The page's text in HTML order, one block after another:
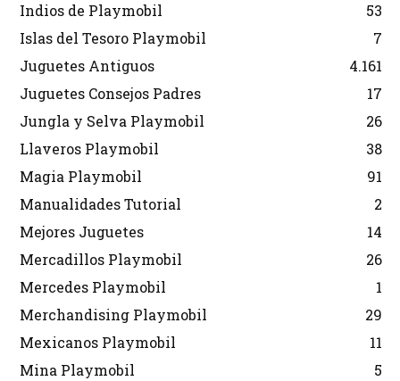
Indios de Playmobil
53
Islas del Tesoro Playmobil
7
Juguetes Antiguos
4.161
Juguetes Consejos Padres
17
Jungla y Selva Playmobil
26
Llaveros Playmobil
38
Magia Playmobil
91
Manualidades Tutorial
2
Mejores Juguetes
14
Mercadillos Playmobil
26
Mercedes Playmobil
1
Merchandising Playmobil
29
Mexicanos Playmobil
11
Mina Playmobil
5